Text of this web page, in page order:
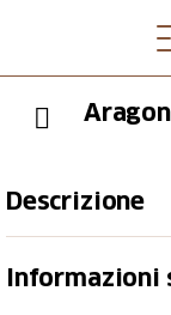
Descrizione
rustico. 21 case
Informazioni